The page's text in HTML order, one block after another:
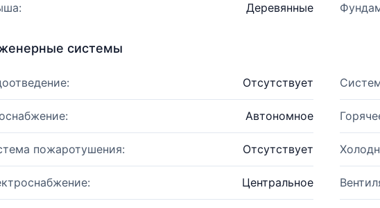
Деревянные
системы
Отсутствует
Автономное
пожаротушения: Отсутствует
Центральное